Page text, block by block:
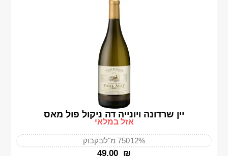
יין שרדונה ויונייה דה ניקול פול מאס
אזל במלאי
12%750 מ"ל בקבוק
‎49.00 ₪